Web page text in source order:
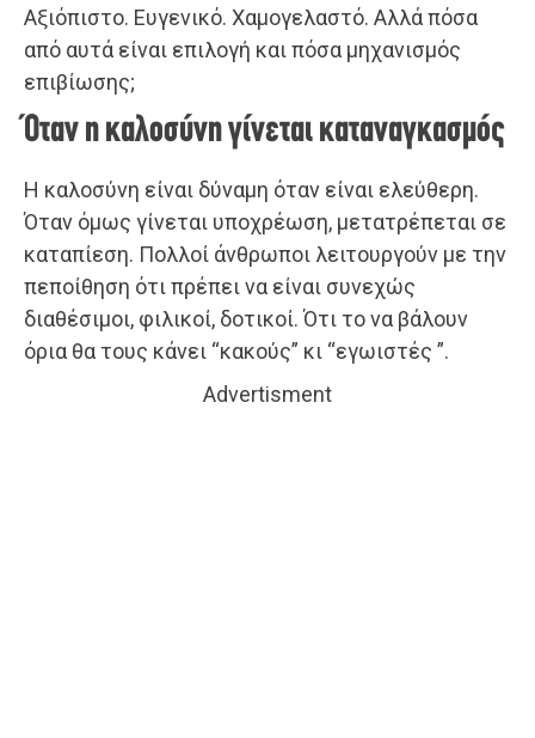
Αξιόπιστο. Ευγενικό. Χαμογελαστό. Αλλά πόσα
από αυτά είναι επιλογή και πόσα μηχανισμός
επιβίωσης;
Όταν η καλοσύνη γίνεται καταναγκασμός
Η καλοσύνη είναι δύναμη όταν είναι ελεύθερη.
Όταν όμως γίνεται υποχρέωση, μετατρέπεται σε
καταπίεση. Πολλοί άνθρωποι λειτουργούν με την
πεποίθηση ότι πρέπει να είναι συνεχώς
διαθέσιμοι, φιλικοί, δοτικοί. Ότι το να βάλουν
όρια θα τους κάνει “κακούς” κι “εγωιστές ”.
Advertisment